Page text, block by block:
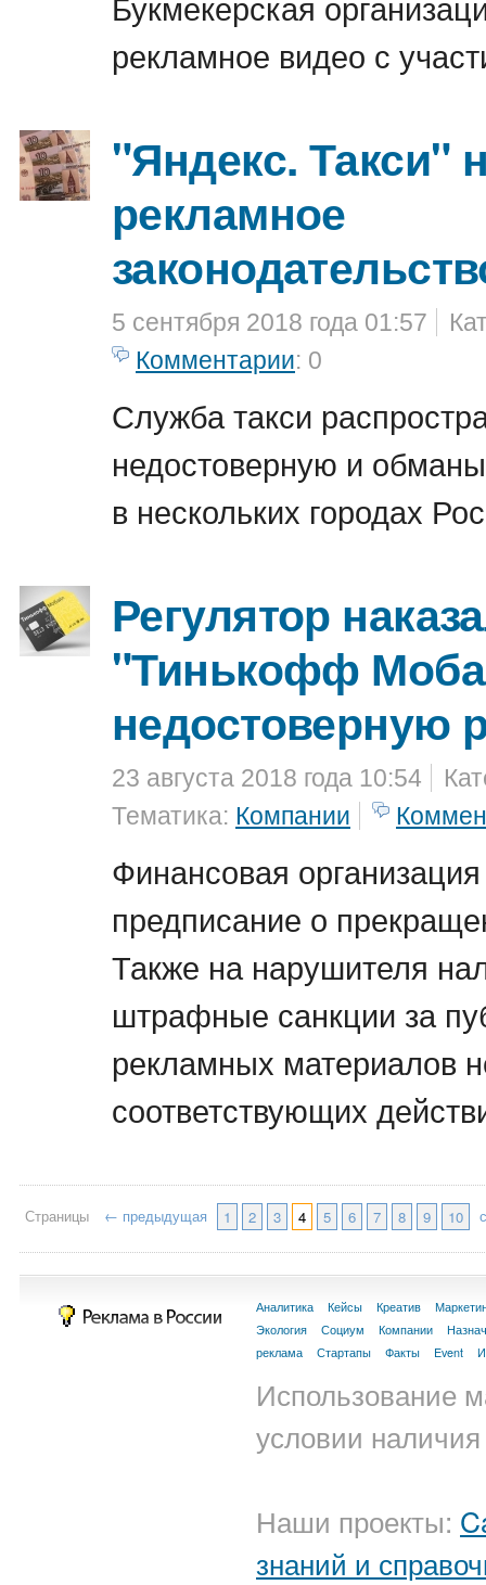
рекламное видео с
"Яндекс. Такси"
рекламное
5 сентября 2018 года 01:57
Комментарии: 0
Служба такси
недостоверную и
в нескольких городах
Регулятор
"Тинькофф
недостоверную
23 августа 2018 года 10:54
Тематика: Компании
Финансовая
предписание о
Также на нарушителя
штрафные санкции за
рекламных материалов
соответствующих
Страницы ← предыдущая 1 2 3 4 5 6 7 8 9 10
Аналитика Кейсы Креатив
Экология
Социум Компании
реклама
Стартапы Факты Event
Использование
условии
Наши проекты:
знаний и